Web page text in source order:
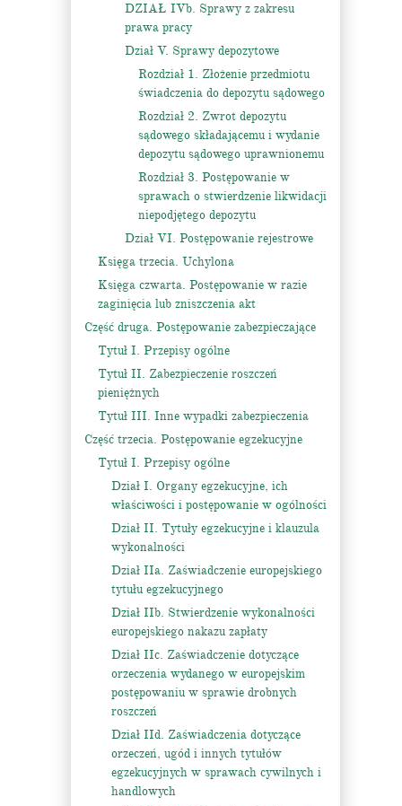
DZIAŁ IVb. Sprawy z zakresu
prawa pracy
Dział V. Sprawy depozytowe
Rozdział 1. Złożenie przedmiotu
świadczenia do depozytu sądowego
Rozdział 2. Zwrot depozytu
sądowego składającemu i wydanie
depozytu sądowego uprawnionemu
Rozdział 3. Postępowanie w
sprawach o stwierdzenie likwidacji
niepodjętego depozytu
Dział VI. Postępowanie rejestrowe
Księga trzecia. Uchylona
Księga czwarta. Postępowanie w razie
zaginięcia lub zniszczenia akt
Część druga. Postępowanie zabezpieczające
Tytuł I. Przepisy ogólne
Tytuł II. Zabezpieczenie roszczeń
pieniężnych
Tytuł III. Inne wypadki zabezpieczenia
Część trzecia. Postępowanie egzekucyjne
Tytuł I. Przepisy ogólne
Dział I. Organy egzekucyjne, ich
właściwości i postępowanie w ogólności
Dział II. Tytuły egzekucyjne i klauzula
wykonalności
Dział IIa. Zaświadczenie europejskiego
tytułu egzekucyjnego
Dział IIb. Stwierdzenie wykonalności
europejskiego nakazu zapłaty
Dział IIc. Zaświadczenie dotyczące
orzeczenia wydanego w europejskim
postępowaniu w sprawie drobnych
roszczeń
Dział IId. Zaświadczenia dotyczące
orzeczeń, ugód i innych tytułów
egzekucyjnych w sprawach cywilnych i
handlowych